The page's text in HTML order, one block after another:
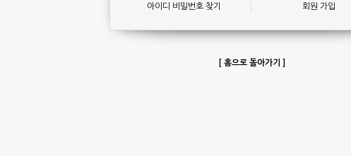
아이디 비밀번호 찾기 회원 가입
[ 홈으로 돌아가기 ]